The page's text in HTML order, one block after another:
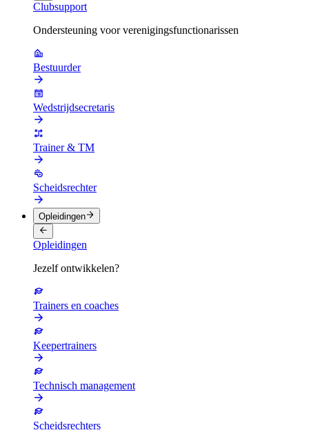
Clubsupport
Ondersteuning voor verenigingsfunctionarissen
Bestuurder
Wedstrijdsecretaris
Trainer & TM
Scheidsrechter
Opleidingen
Opleidingen
Jezelf ontwikkelen?
Trainers en coaches
Keepertrainers
Technisch management
Scheidsrechters